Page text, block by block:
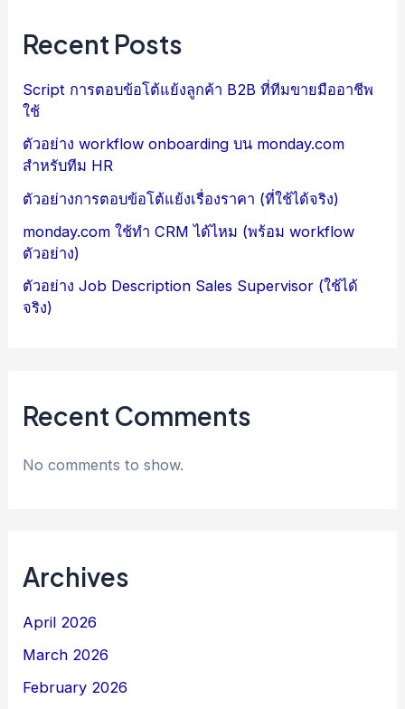
Recent Posts
Script การตอบข้อโต้แย้งลูกค้า B2B ที่ทีมขายมืออาชีพ
ใช้
ตัวอย่าง workflow onboarding บน monday.com
สำหรับทีม HR
ตัวอย่างการตอบข้อโต้แย้งเรื่องราคา (ที่ใช้ได้จริง)
monday.com ใช้ทำ CRM ได้ไหม (พร้อม workflow
ตัวอย่าง)
ตัวอย่าง Job Description Sales Supervisor (ใช้ได้
จริง)
Recent Comments
No comments to show.
Archives
April 2026
March 2026
February 2026